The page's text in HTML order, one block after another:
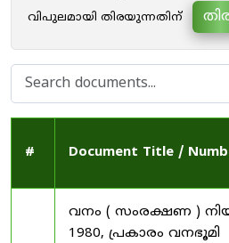
വിപുലമായി തിരയുന്നതിന്
# Document Title /
വനം ( സംരക്ഷണ )
1980, പ്രകാരം വനഭൂമി